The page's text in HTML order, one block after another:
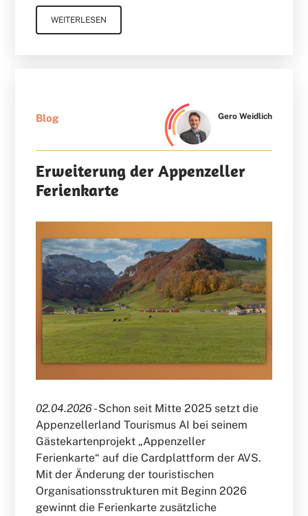
WEITERLESEN
Blog Gero Weidlich
Erweiterung der Appenzeller
Ferienkarte
02.04.2026 -Schon seit Mitte 2025 setzt die
Appenzellerland Tourismus AI bei seinem
Gästekartenprojekt „Appenzeller
Ferienkarte“ auf die Cardplattform der AVS.
Mit der Änderung der touristischen
Organisationsstrukturen mit Beginn 2026
gewinnt die Ferienkarte zusätzliche